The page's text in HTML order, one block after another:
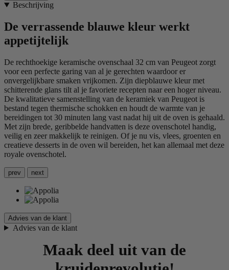
Beschrijving
De verrassende blauwe kleur werkt
appetijtelijk
De rechthoekige keramische ovenschaal 32 cm van Peugeot zorgt
voor een perfecte garing van al je gerechten waardoor er
onvergelijkbare smaken vrijkomen. Zijn diepblauwe kleur met
schitterende glans tilt al je favoriete recepten naar een hoger niveau.
De kwalitatieve samenstelling van de keramiek van Peugeot is
bestand tegen thermische schokken en houdt de warmte van je
bereidingen tot 30 minuten lang vast nadat hij uit de oven is gehaald.
Met zijn brede, geribbelde handvatten is deze ovenschotel handig,
veilig en zeer makkelijk te reinigen. Of je nu vis, vlees, groenten en
creatieve desserts in de oven wil bereiden, het kan allemaal met deze
royale ovenschotel.
prev next
Advies van de klant
Advies van de klant
Maak deel uit van de